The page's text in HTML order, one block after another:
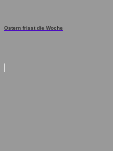
Ostern frisst die Woche